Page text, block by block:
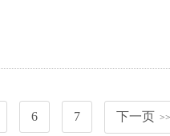
6 7 下一页 >>